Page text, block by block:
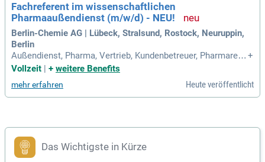
Fachreferent im wissenschaftlichen
Pharmaaußendienst (m/w/d) - NEU!
Berlin-Chemie AG | Lübeck, Stralsund, Rostock, Neuruppin,
Berlin
Außendienst, Pharma, Vertrieb, Kundenbetreuer, Pharmarefe
rent, Chemiker, Biologe, Mediziner, Arzneimittel, Medizin, Pfl
+
Vollzeit | + weitere Benefits
mehr erfahren Heute veröffentlicht
Das Wichtigste in Kürze